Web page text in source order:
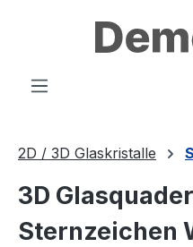
Zum Hauptinhalt springen
2D / 3D Glaskristalle
3D
Sternzeichen